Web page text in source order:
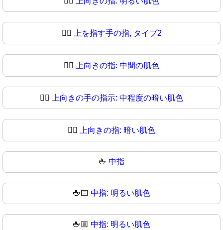
👆🏼 上を指す手の指, タイプ2
👆🏽 上向きの指: 中間の肌色
👆🏾 上向きの手の指示: 中程度の暗い肌色
👆🏿 上向きの指: 暗い肌色
🖕 中指
🖕🏻 中指: 明るい肌色
🖕🏼 中指: 明るい肌色